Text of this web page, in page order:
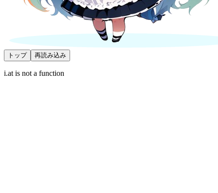
トップ 再読み込み
i.at is not a function